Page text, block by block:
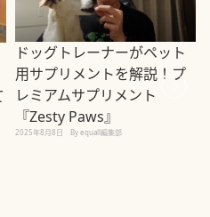
ドッグトレーナーがペット
用サプリメントを解説！プ
レミアムサプリメント
『Zesty Paws』
2025年8月8日 By equall編集部